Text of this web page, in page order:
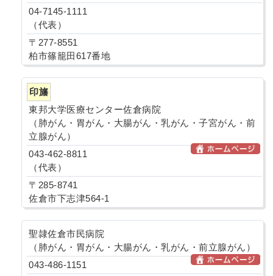
04-7145-1111
（代表）
〒277-8551
柏市篠籠田617番地
印旛
東邦大学医療センター佐倉病院
（肺がん・胃がん・大腸がん・乳がん・子宮がん・前
立腺がん）
043-462-8811
（代表）
〒285-8741
佐倉市下志津564-1
聖隷佐倉市民病院
（肺がん・胃がん・大腸がん・乳がん・前立腺がん）
043-486-1151